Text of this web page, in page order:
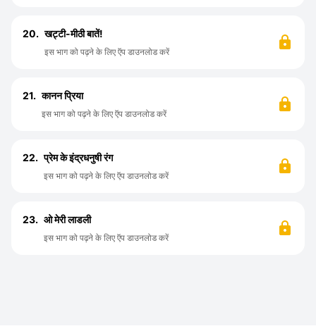
20. खट्टी-मीठी बातें!
इस भाग को पढ़ने के लिए ऍप डाउनलोड करें
21. कानन प्रिया
इस भाग को पढ़ने के लिए ऍप डाउनलोड करें
22. प्रेम के इंद्रधनुषी रंग
इस भाग को पढ़ने के लिए ऍप डाउनलोड करें
23. ओ मेरी लाडली
इस भाग को पढ़ने के लिए ऍप डाउनलोड करें